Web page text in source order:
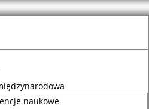
naukowe